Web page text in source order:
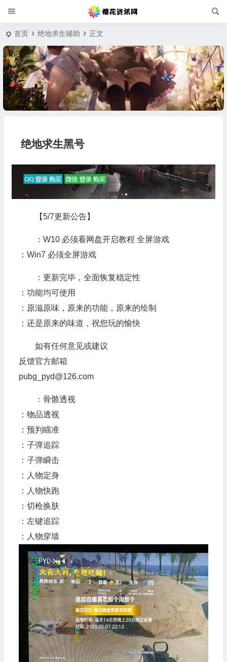
首页 绝地求生辅助 正文
绝地求生黑号
【5/7更新公告】
：W10 必须看网盘开启教程 全屏游戏
：Win7 必须全屏游戏
：更新完毕，全面恢复稳定性
：功能均可使用
：原滋原味，原来的功能，原来的绘制
：还是原来的味道，祝您玩的愉快
如有任何意见或建议
反馈官方邮箱
pubg_pyd@126.com
：骨骼透视
：物品透视
：预判瞄准
：子弹追踪
：子弹瞬击
：人物定身
：人物快跑
：切枪换肤
：左键追踪
：人物穿墙